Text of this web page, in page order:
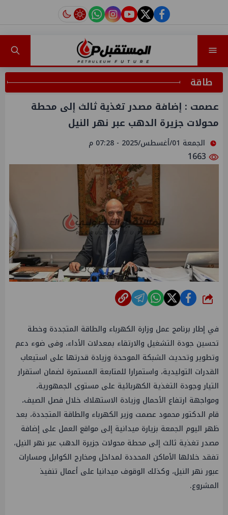
facebook
twitter
youtube
instagram
tiktok
طاقة
عصمت : إضافة مصدر تغذية ثالث إلى محطة
محولات جزيرة الدهب عبر نهر النيل
الجمعة 01/أغسطس/2025 - 07:28 م
شارك
في إطار برنامج عمل وزارة الكهرباء والطاقة المتجددة وخطة
تحسين جودة التشغيل والارتقاء بمعدلات الأداء، وفى ضوء دعم
وتطوير وتحديث الشبكة الموحدة وزيادة قدرتها على استيعاب
القدرات التوليدية، واستمرارا للمتابعة المستمرة لضمان استقرار
التيار وجودة التغذية الكهربائية على مستوى الجمهورية،
ومواجهة ارتفاع الأحمال وزيادة الاستهلاك خلال فصل الصيف،
قام الدكتور محمود عصمت وزير الكهرباء والطاقة المتجددة، بعد
ظهر اليوم الجمعة بزيارة ميدانية إلى مواقع العمل على إضافة
مصدر تغذية ثالث إلى محطة محولات جزيرة الدهب عبر نهر النيل،
تفقد خلالها الأماكن المحددة لمداخل ومخارج الكوابل ومسارات
عبور نهر النيل، وكذلك الوقوف ميدانيا على أعمال تنفيذ
المشروع.